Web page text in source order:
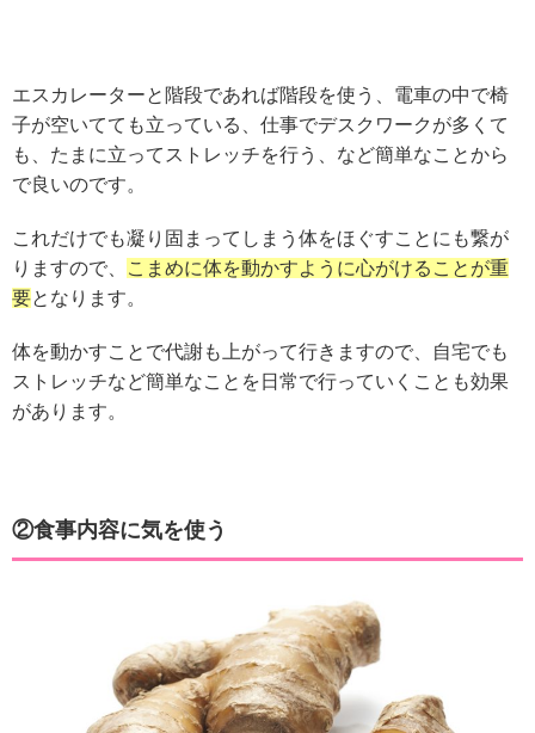
エスカレーターと階段であれば階段を使う、電車の中で椅
子が空いてても立っている、仕事でデスクワークが多くて
も、たまに立ってストレッチを行う、など簡単なことから
で良いのです。
これだけでも凝り固まってしまう体をほぐすことにも繋が
りますので、
こまめに体を動かすように心がけることが重
要となります。
体を動かすことで代謝も上がって行きますので、自宅でも
ストレッチなど簡単なことを日常で行っていくことも効果
があります。
②食事内容に気を使う